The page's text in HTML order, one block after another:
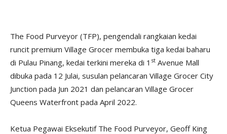
The Food Purveyor (TFP), pengendali rangkaian kedai
runcit premium Village Grocer membuka tiga kedai baharu
di Pulau Pinang, kedai terkini mereka di 1 st Avenue Mall
dibuka pada 12 Julai, susulan pelancaran Village Grocer City
Junction pada Jun 2021 dan pelancaran Village Grocer
Queens Waterfront pada April 2022.
Ketua Pegawai Eksekutif The Food Purveyor, Geoff King